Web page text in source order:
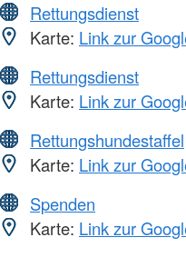
Rettungsdienst
Karte: Link zur
Rettungsdienst
Karte: Link zur
Rettungshundestaffel
Karte: Link zur
Spenden
Karte: Link zur